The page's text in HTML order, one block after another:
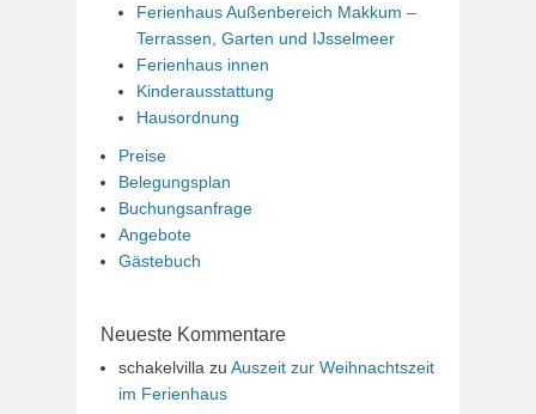
Ferienhaus Außenbereich Makkum –
Terrassen, Garten und IJsselmeer
Ferienhaus innen
Kinderausstattung
Hausordnung
Preise
Belegungsplan
Buchungsanfrage
Angebote
Gästebuch
Neueste Kommentare
schakelvilla zu Auszeit zur Weihnachtszeit
im Ferienhaus